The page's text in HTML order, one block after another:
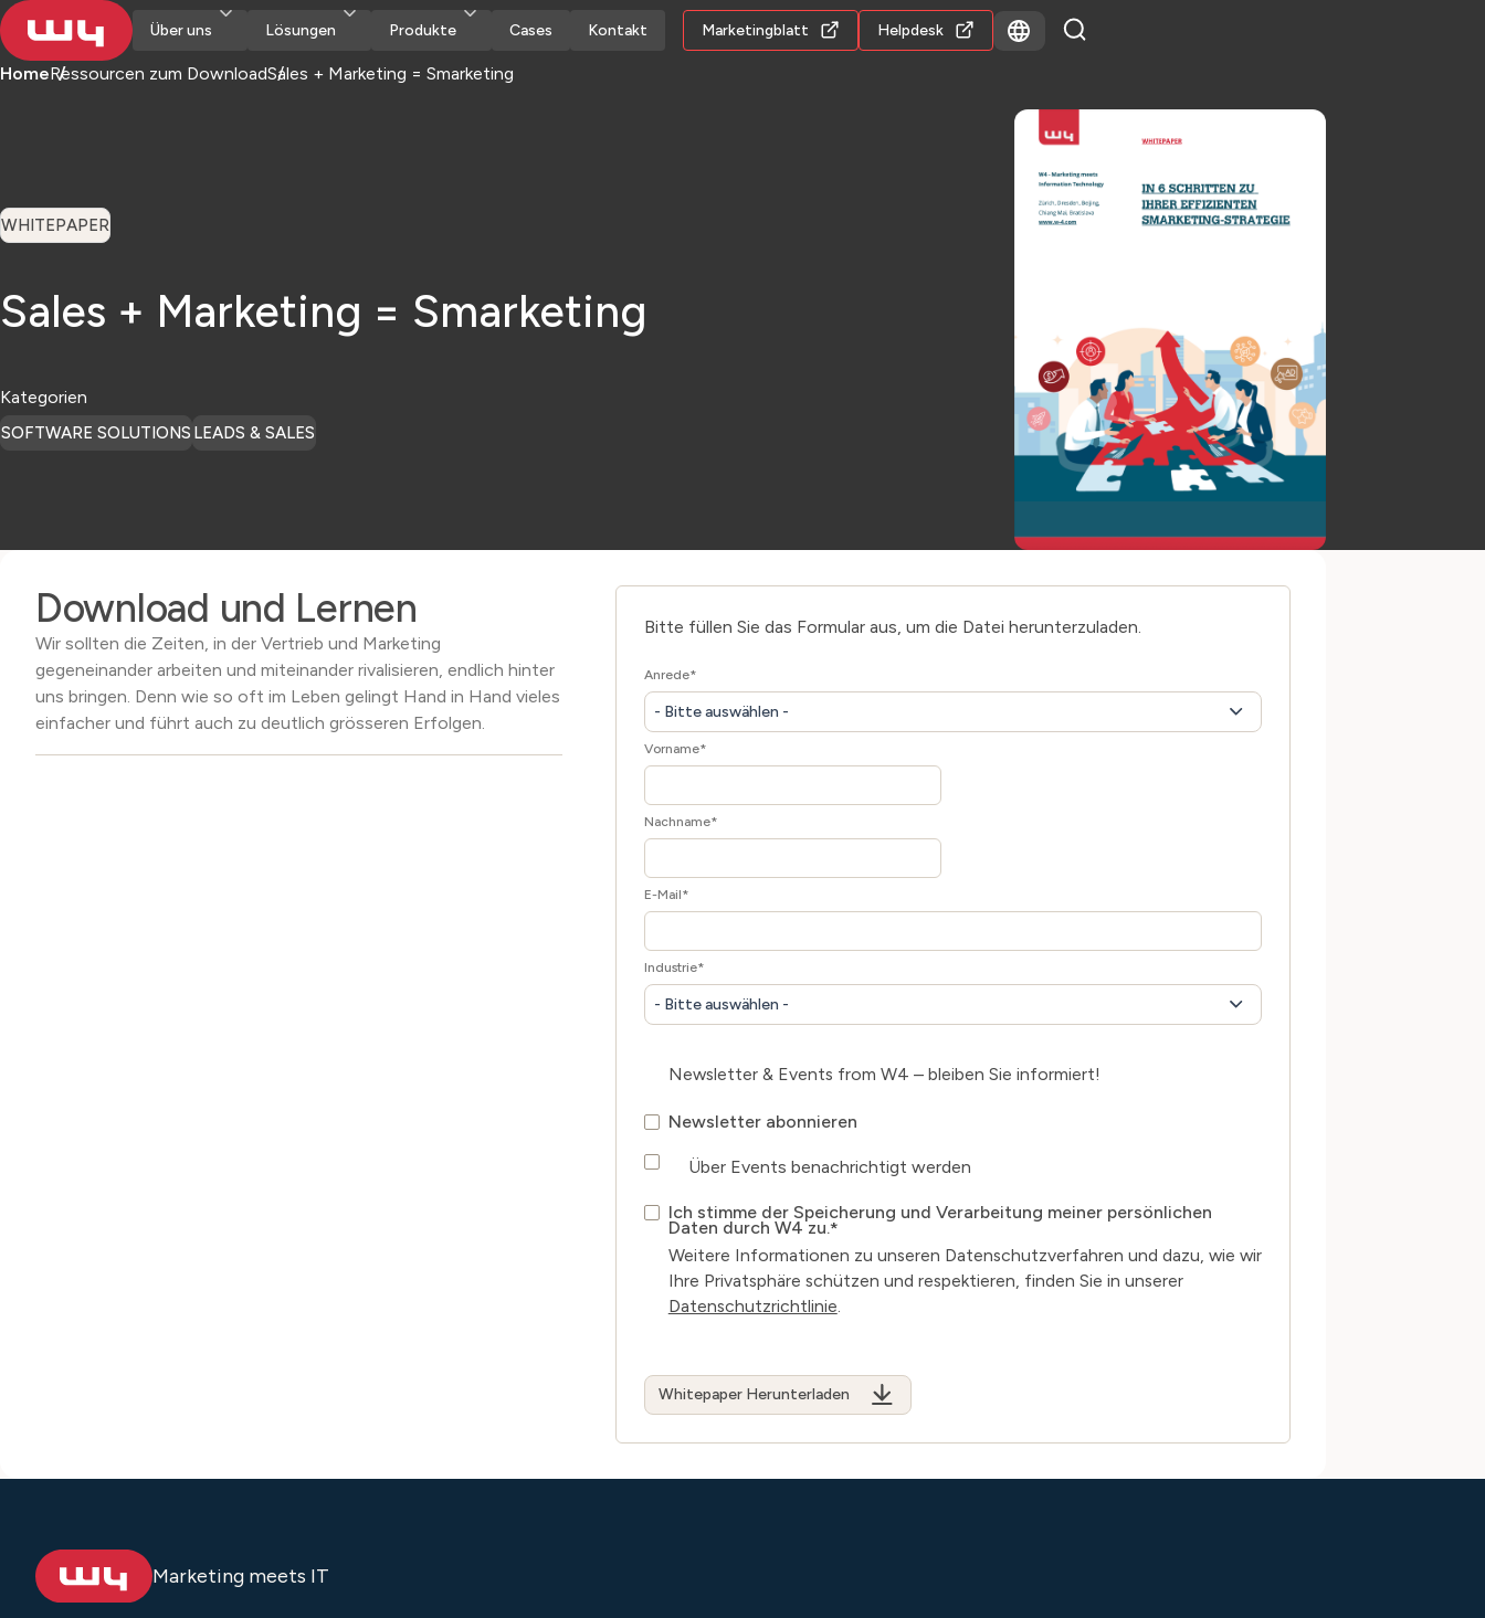
Über uns Lösungen Produkte Cases Kontakt Marketingblatt Helpdesk
HomeRessourcen zum DownloadSales + Marketing = Smarketing
WHITEPAPER
Sales + Marketing = Smarketing
Kategorien
SOFTWARE SOLUTIONS LEADS & SALES
Download und Lernen
Wir sollten die Zeiten, in der Vertrieb und Marketing
gegeneinander arbeiten und miteinander rivalisieren, endlich hinter
uns bringen. Denn wie so oft im Leben gelingt Hand in Hand vieles
einfacher und führt auch zu deutlich grösseren Erfolgen.
Bitte füllen Sie das Formular aus, um die Datei herunterzuladen.
Anrede*
- Bitte auswählen -
Vorname*
Nachname*
E-Mail*
Industrie*
- Bitte auswählen -
Newsletter & Events from W4 – bleiben Sie informiert!
Newsletter abonnieren
Über Events benachrichtigt werden
Ich stimme der Speicherung und Verarbeitung meiner persönlichen
Daten durch W4 zu.*
Weitere Informationen zu unseren Datenschutzverfahren und dazu, wie wir
Ihre Privatsphäre schützen und respektieren, finden Sie in unserer
Datenschutzrichtlinie.
Marketing meets IT